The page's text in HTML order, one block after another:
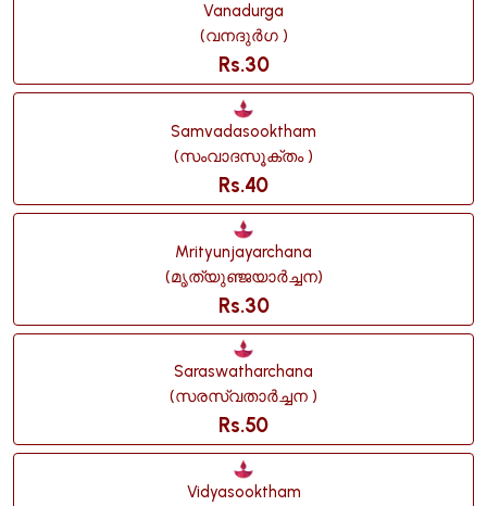
Vanadurga
(വനദുർഗ )
Rs.30
Samvadasooktham
(സംവാദസൂക്തം )
Rs.40
Mrityunjayarchana
(മൃത്യുഞ്ജയാർച്ചന)
Rs.30
Saraswatharchana
(സരസ്വതാർച്ചന )
Rs.50
Vidyasooktham